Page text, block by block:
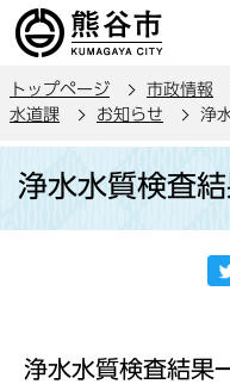
の
ー
トップページ 市政情報
水道課
お知らせ 浄
浄水水質検査
浄水水質検査結果